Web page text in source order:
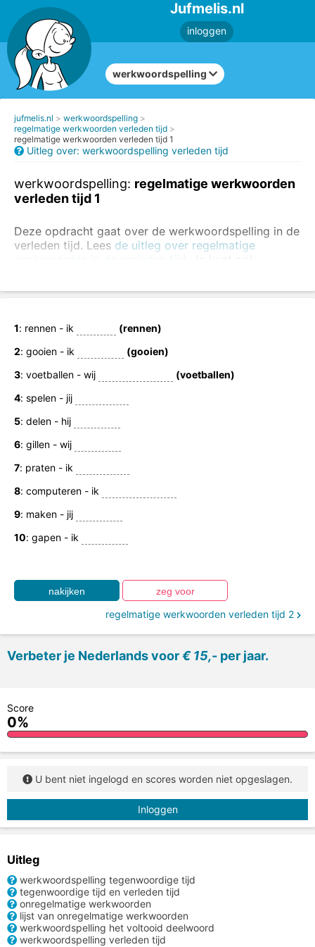
Jufmelis.nl
inloggen
werkwoordspelling
jufmelis.nl
werkwoordspelling
regelmatige werkwoorden verleden tijd
regelmatige werkwoorden verleden tijd 1
Uitleg over: werkwoordspelling verleden tijd
werkwoordspelling: regelmatige werkwoorden
verleden tijd 1
Deze opdracht gaat over de werkwoordspelling in de
verleden tijd. Lees de uitleg over regelmatige
werkwoorden.
1: rennen - ik
(rennen)
2: gooien - ik
(gooien)
3: voetballen - wij
(voetballen)
4: spelen - jij
5: delen - hij
6: gillen - wij
7: praten - ik
8: computeren - ik
9: maken - jij
10: gapen - ik
regelmatige werkwoorden verleden tijd 2
Verbeter je Nederlands voor€ 15,- per jaar.
U bent niet ingelogd en scores worden niet opgeslagen.
Inloggen
Score
0%
Uitleg
werkwoordspelling tegenwoordige tijd
tegenwoordige tijd en verleden tijd
onregelmatige werkwoorden
lijst van onregelmatige werkwoorden
werkwoordspelling het voltooid deelwoord
werkwoordspelling verleden tijd